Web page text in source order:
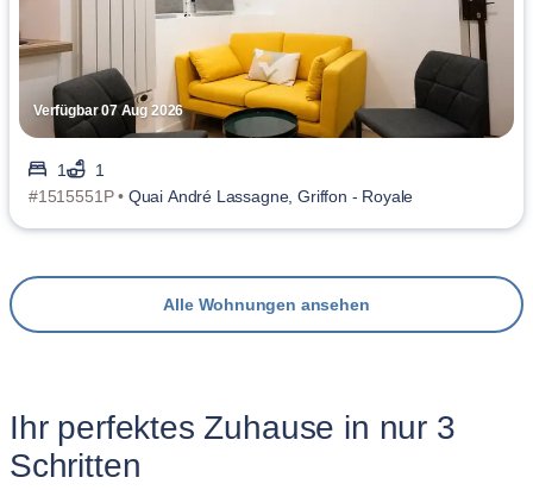
Verfügbar 07 Aug 2026
1
1
#1515551P • Quai André Lassagne, Griffon - Royale
Alle Wohnungen ansehen
Ihr perfektes Zuhause in nur 3
Schritten